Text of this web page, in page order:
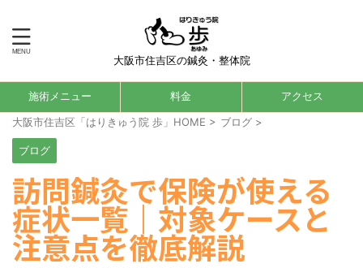
大阪市住吉区の鍼灸・整体院
施術メニュー 料金 アクセス
大阪市住吉区「はりきゅう院 歩」HOME > ブログ >
ブログ
訪問鍼灸で保険が使える
症状一覧｜対象ケースと
注意点を徹底解説